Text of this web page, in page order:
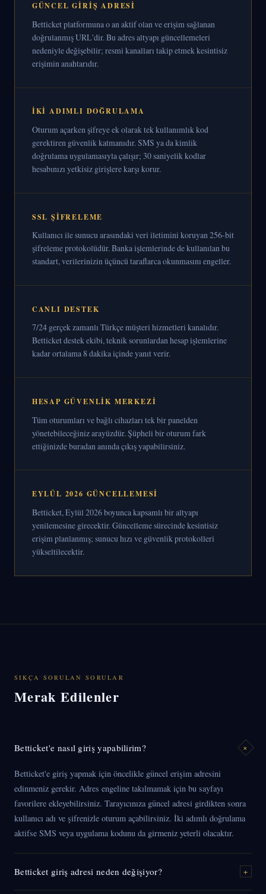
GÜNCEL GIRIŞ ADRESI
Betticket platformuna o an aktif olan ve erişim sağlanan
doğrulanmış URL'dir. Bu adres altyapı güncellemeleri
nedeniyle değişebilir; resmi kanalları takip etmek kesintisiz
erişimin anahtarıdır.
İKI ADIMLI DOĞRULAMA
Oturum açarken şifreye ek olarak tek kullanımlık kod
gerektiren güvenlik katmanıdır. SMS ya da kimlik
doğrulama uygulamasıyla çalışır; 30 saniyelik kodlar
hesabınızı yetkisiz girişlere karşı korur.
SSL ŞIFRELEME
Kullanıcı ile sunucu arasındaki veri iletimini koruyan 256-bit
şifreleme protokolüdür. Banka işlemlerinde de kullanılan bu
standart, verilerinizin üçüncü taraflarca okunmasını engeller.
CANLI DESTEK
7/24 gerçek zamanlı Türkçe müşteri hizmetleri kanalıdır.
Betticket destek ekibi, teknik sorunlardan hesap işlemlerine
kadar ortalama 8 dakika içinde yanıt verir.
HESAP GÜVENLIK MERKEZI
Tüm oturumları ve bağlı cihazları tek bir panelden
yönetebileceğiniz arayüzdür. Şüpheli bir oturum fark
ettiğinizde buradan anında çıkış yapabilirsiniz.
EYLÜL 2026 GÜNCELLEMESI
Betticket, Eylül 2026 boyunca kapsamlı bir altyapı
yenilemesine girecektir. Güncelleme sürecinde kesintisiz
erişim planlanmış; sunucu hızı ve güvenlik protokolleri
yükseltilecektir.
SIKÇA SORULAN SORULAR
Merak Edilenler
Betticket'e nasıl giriş yapabilirim? +
Betticket'e giriş yapmak için öncelikle güncel erişim adresini
edinmeniz gerekir. Adres engeline takılmamak için bu sayfayı
favorilere ekleyebilirsiniz. Tarayıcınıza güncel adresi girdikten sonra
kullanıcı adı ve şifrenizle oturum açabilirsiniz. İki adımlı doğrulama
aktifse SMS veya uygulama kodunu da girmeniz yeterli olacaktır.
Betticket giriş adresi neden değişiyor? +